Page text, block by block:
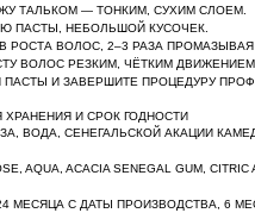
ТАЛЬКОМ — ТОНКИМ, СУХИМ СЛОЕМ.
ПАСТЫ, НЕБОЛЬШОЙ КУСОЧЕК.
РОСТА ВОЛОС, 2–3 РАЗА ПРОМАЗЫВАЯ
ВОЛОС РЕЗКИМ, ЧЁТКИМ ДВИЖЕНИЕМ.
ПАСТЫ И ЗАВЕРШИТЕ ПРОЦЕДУРУ
ХРАНЕНИЯ И СРОК ГОДНОСТИ
ВОДА, СЕНЕГАЛЬСКОЙ АКАЦИИ
AQUA, ACACIA SENEGAL GUM, CITRIC
МЕСЯЦА С ДАТЫ ПРОИЗВОДСТВА, 6